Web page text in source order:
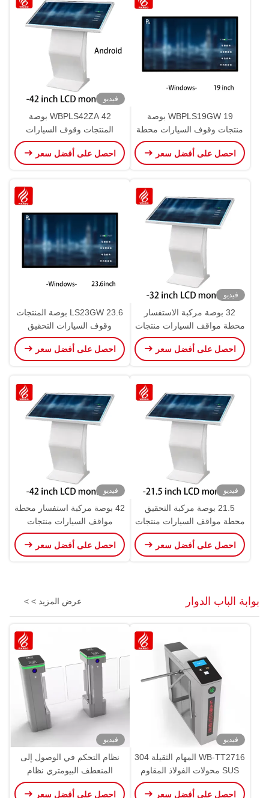
WBPLS19GW 19 بوصة
منتجات وقوف السيارات محطة
استفسار المركبات
احصل على أفضل سعر
فيديو
WBPLS42ZA 42 بوصة
المنتجات وقوف السيارات
التحقيق المركبة محطة مقعد
مثبت
احصل على أفضل سعر
فيديو
32 بوصة مركبة الاستفسار
محطة مواقف السيارات منتجات
WBPLS32ZW
احصل على أفضل سعر
LS23GW 23.6 بوصة المنتجات
وقوف السيارات التحقيق
المركبات محطة الحائط مثبتة
على الحائط LCD لمس
احصل على أفضل سعر
فيديو
21.5 بوصة مركبة التحقيق
محطة مواقف السيارات منتجات
WBPLS21W
احصل على أفضل سعر
فيديو
42 بوصة مركبة استفسار محطة
مواقف السيارات منتجات
WBPLS42ZW
احصل على أفضل سعر
بوابة الباب الدوار عرض المزيد > >
فيديو
WB-TT2716 المهام الثقيلة 304
SUS محولات الفولاذ المقاوم
للصدأ محولات ثلاثية ذات
احصل على أفضل سعر
فيديو
نظام التحكم في الوصول إلى
المنعطف البيومتري نظام
بصمات الأصابع الأمن بوابة
احصل على أفضل سعر